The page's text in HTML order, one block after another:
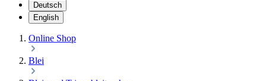
Deutsch
English
Online Shop
Blei